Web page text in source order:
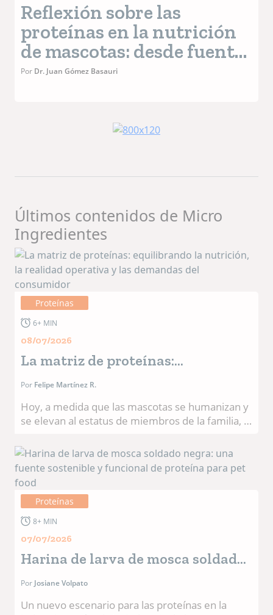
Reflexión sobre las
proteínas en la nutrición
de mascotas: desde fuentes
tradicionales hacia
Por Dr. Juan Gómez Basauri
Últimos contenidos de Micro
Ingredientes
Proteínas
6+ MIN
08/07/2026
La matriz de proteínas:
equilibrando la nutrición, la
realidad operativa y las demandas
del consumidor
Por Felipe Martínez R.
Hoy, a medida que las mascotas se humanizan y
se elevan al estatus de miembros de la familia, el
nunca ha sido tan intenso. Por eso, en esta
edición, quise adoptar un enfoque diferente
respecto a mis artículos anteriores y he decidido
escribir sobre el componente más analizado,
costoso y dinámico de cualquier fórmula de
alimento para mascotas: la proteína.
El verdadero valor de una materia prima ya no
viene dictado únicamente por su precio por
matriz de eficacia nutricional, atractivo comercial
y viabilidad de fabricación. El universo de
Proteínas
8+ MIN
07/07/2026
Harina de larva de mosca soldado
negra: una fuente sostenible y
funcional de proteína para pet
Por Josiane Volpato
Un nuevo escenario para las proteínas en la